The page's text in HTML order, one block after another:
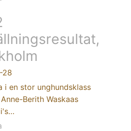
28
i en stor unghundsklass
Berith Waskaas